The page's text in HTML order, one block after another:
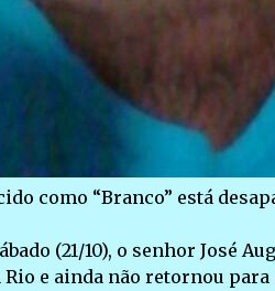
como “Branco” está
(21/10), o senhor José
e ainda não retornou